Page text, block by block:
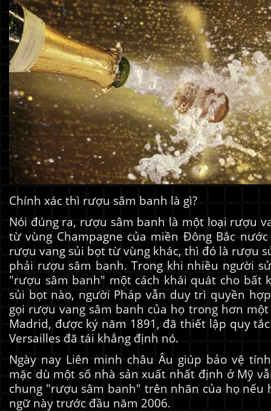
Chính xác thì rượu sâm banh là gì?
Nói đúng ra, rượu sâm banh là một loại rượu
từ vùng Champagne của miền Đông Bắc
rượu vang sủi bọt từ vùng khác, thì đó là rượu
phải rượu sâm banh. Trong khi nhiều người
"rượu sâm banh" một cách khái quát cho bất
sủi bọt nào, người Pháp vẫn duy trì quyền
gọi rượu vang sâm banh của họ trong hơn
Madrid, được ký năm 1891, đã thiết lập quy
Versailles đã tái khẳng định nó.
Ngày nay Liên minh châu Âu giúp bảo vệ
mặc dù một số nhà sản xuất nhất định ở Mỹ
chung "rượu sâm banh" trên nhãn của họ nếu
ngữ này trước đầu năm 2006.